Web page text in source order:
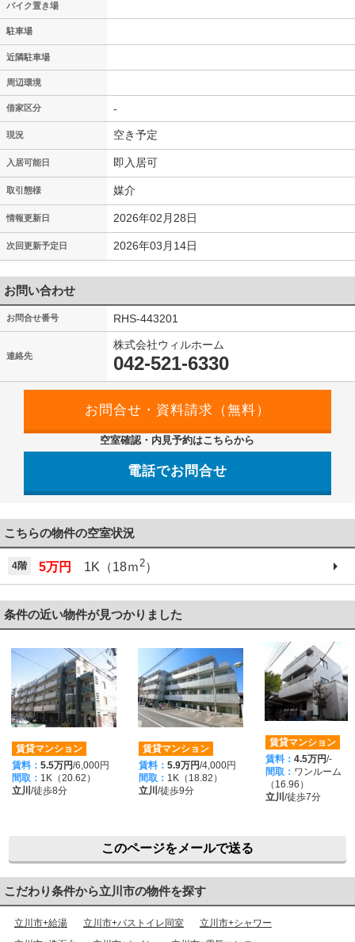
バイク置き場
駐車場
近隣駐車場
周辺環境
借家区分 -
現況 空き予定
入居可能日 即入居可
取引態様 媒介
情報更新日 2026年02月28日
次回更新予定日 2026年03月14日
お問い合わせ
お問合せ番号 RHS-443201
連絡先
株式会社ウィルホーム
042-521-6330
空室確認・内見予約はこちらから
電話でお問合せ
こちらの物件の空室状況
4階 5万円 1K（18ｍ2）
条件の近い物件が見つかりました
賃貸マンション
賃料： 5.5万円/6,000円
間取： 1K（20.62）
立川 /徒歩8分
賃貸マンション
賃料： 5.9万円/4,000円
間取： 1K（18.82）
立川 /徒歩9分
賃貸マンション
賃料： 4.5万円/-
間取： ワンルーム
（16.96）
立川 /徒歩7分
このページをメールで送る
こだわり条件から立川市の物件を探す
立川市+給湯 立川市+バストイレ同室
立川市+シャワー